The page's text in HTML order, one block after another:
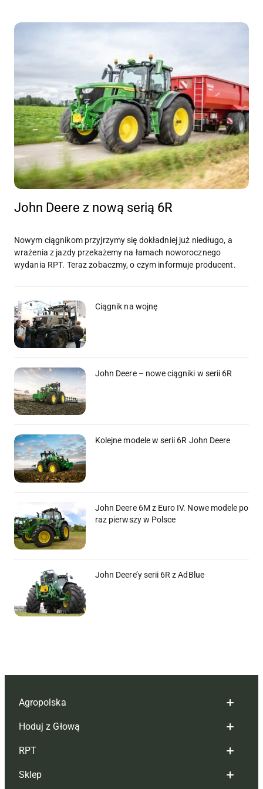
John Deere z nową serią 6R
Nowym ciągnikom przyjrzymy się dokładniej już niedługo, a
wrażenia z jazdy przekażemy na łamach noworocznego
wydania RPT. Teraz zobaczmy, o czym informuje producent.
Ciągnik na wojnę
John Deere – nowe ciągniki w serii 6R
Kolejne modele w serii 6R John Deere
John Deere 6M z Euro IV. Nowe modele po
raz pierwszy w Polsce
John Deere’y serii 6R z AdBlue
Agropolska
Redakcja
Reklama
Tagi
Hoduj z Głową
Hoduj z głową bydło
Hoduj z głową świnie
RPT
Redakcja
Sklep